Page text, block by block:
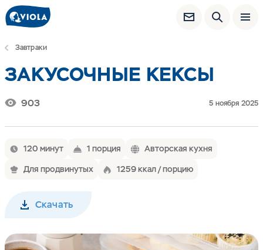
Завтраки
ЗАКУСОЧНЫЕ КЕКСЫ
903 5 ноября 2025
120 минут 1 порция
Авторская кухня
Для продвинутых
1259 ккал / порцию
Скачать